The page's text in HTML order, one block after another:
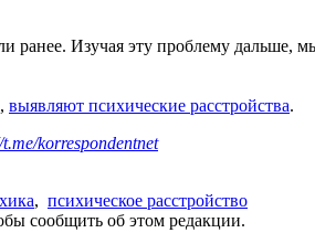
ранее. Изучая эту проблему
выявляют психические расстройства.
korrespondentnet
, психическое расстройство
сообщить об этом редакции.